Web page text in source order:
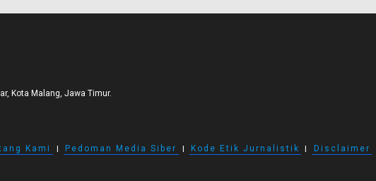
Kota Malang, Jawa Timur.
Kami I Pedoman Media Siber I Kode Etik Jurnalistik I Disclaimer